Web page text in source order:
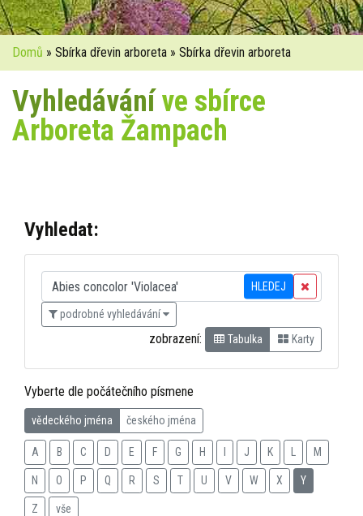
Domů » Sbírka dřevin arboreta » Sbírka dřevin arboreta
Vyhledáváníve sbírce
Arboreta Žampach
Vyhledat:
HLEDEJ
podrobné vyhledávání
zobrazení: Tabulka Karty
Vyberte dle počátečního písmene
vědeckého jména českého jména
A B C D E F G H J K M
N O P Q R S T U V W X Y
Z vše